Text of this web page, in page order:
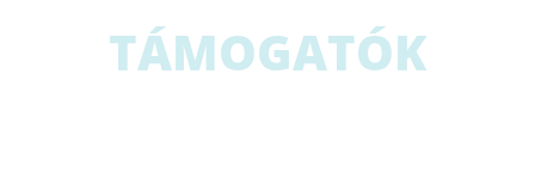
TÁMOGATÓK